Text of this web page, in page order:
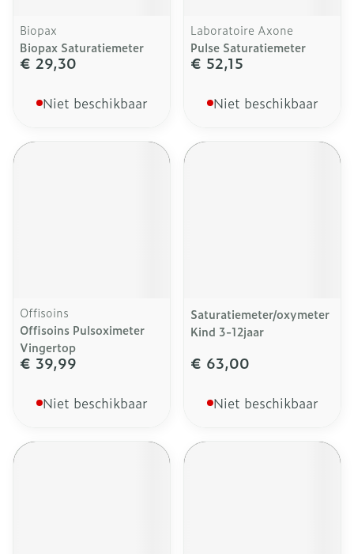
Biopax
Biopax Saturatiemeter
€ 29,30
Niet beschikbaar
Laboratoire Axone
Pulse Saturatiemeter
€ 52,15
Niet beschikbaar
Offisoins
Offisoins Pulsoximeter
Vingertop
€ 39,99
Niet beschikbaar
Saturatiemeter/oxymeter
Kind 3-12jaar
€ 63,00
Niet beschikbaar